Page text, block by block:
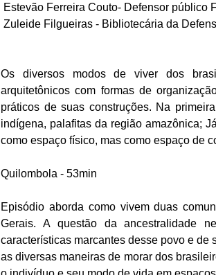
Estevão Ferreira Couto- Defensor público
Zuleide Filgueiras - Bibliotecária da
Os diversos modos de viver dos
arquitetônicos com formas de
práticos de suas construções. Na
indígena, palafitas da região amazônica;
como espaço físico, mas como espaço de
Quilombola - 53min
Episódio aborda como vivem duas
Gerais. A questão da ancestralidade
características marcantes desse povo e de
as diversas maneiras de morar dos